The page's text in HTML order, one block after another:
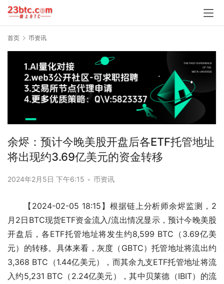
首页 币资讯
余烬：预计今晚美股开盘后各ETF托管地址
将出现约3.69亿美元的资金转移
2024年2月5日 下午6:15 • 币资讯
【2024-02-05 18:15】根据链上分析师余烬监测，2
月2日BTC现货ETF资金流入/流出情况显示，预计今晚美股
开盘后，各ETF托管地址将发生约8,599 BTC（3.69亿美
元）的转移。具体来看，灰度（GBTC）托管地址将流出约
3,368 BTC（1.44亿美元），而其余九支ETF托管地址将流
入约5,231 BTC（2.24亿美元），其中贝莱德（IBIT）的流